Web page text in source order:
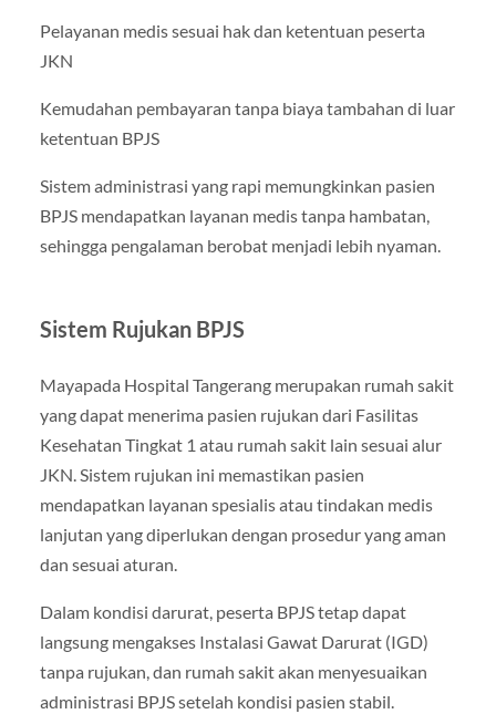
Pelayanan medis sesuai hak dan ketentuan peserta
JKN
Kemudahan pembayaran tanpa biaya tambahan di luar
ketentuan BPJS
Sistem administrasi yang rapi memungkinkan pasien
BPJS mendapatkan layanan medis tanpa hambatan,
sehingga pengalaman berobat menjadi lebih nyaman.
Sistem Rujukan BPJS
Mayapada Hospital Tangerang merupakan rumah sakit
yang dapat menerima pasien rujukan dari Fasilitas
Kesehatan Tingkat 1 atau rumah sakit lain sesuai alur
JKN. Sistem rujukan ini memastikan pasien
mendapatkan layanan spesialis atau tindakan medis
lanjutan yang diperlukan dengan prosedur yang aman
dan sesuai aturan.
Dalam kondisi darurat, peserta BPJS tetap dapat
langsung mengakses Instalasi Gawat Darurat (IGD)
tanpa rujukan, dan rumah sakit akan menyesuaikan
administrasi BPJS setelah kondisi pasien stabil.